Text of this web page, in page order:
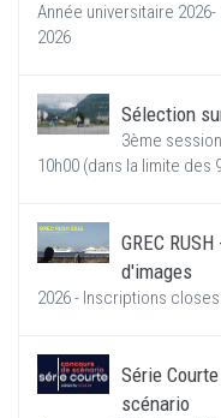
Année universitaire
2026
Sélection
3ème
10h00 (dans la limite
GREC
d'images
2026 - Inscriptions closes
Série
scénario